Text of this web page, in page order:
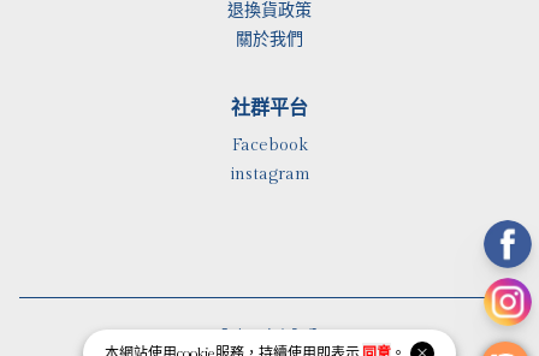
退換貨政策
關於我們
社群平台
Facebook
instagram